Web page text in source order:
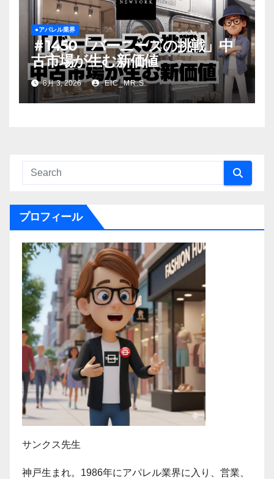
●アパレル業界
＃1450「バーニーズの挑戦」中
古市場が生む新価値
8月 3, 2026 EIC_MR.S
プロフィール
サンクス先生
神戸生まれ。1986年にアパレル業界に入り、営業、